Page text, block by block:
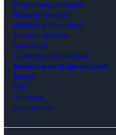
Dictionnaires juridiques
Bases de données
Modèles et formulaires
Dossiers spéciaux
Index Scott
Collections patrimoniales
Recherche sur le site corporatif
Médias
FAQ
Nouvelles
Nous joindre